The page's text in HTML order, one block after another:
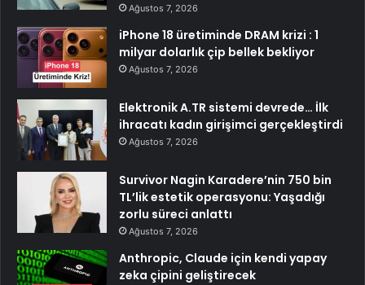
Ağustos 7, 2026
iPhone 18 üretiminde DRAM krizi : 1
milyar dolarlık çip bellek bekliyor
Ağustos 7, 2026
Elektronik A.TR sistemi devrede… İlk
ihracatı kadın girişimci gerçekleştirdi
Ağustos 7, 2026
Survivor Nagin Karadere’nin 750 bin
TL’lik estetik operasyonu: Yaşadığı
zorlu süreci anlattı
Ağustos 7, 2026
Anthropic, Claude için kendi yapay
zeka çipini geliştirecek